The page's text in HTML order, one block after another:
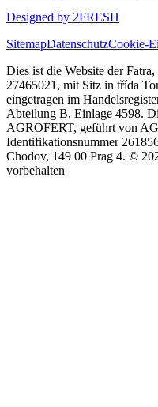
Designed by 2FRESH
SitemapDatenschutzCookie-
Dies ist die Website der
27465021, mit Sitz in třída
eingetragen im
Abteilung B, Einlage 4598.
AGROFERT, geführt von
Identifikationsnummer
Chodov, 149 00 Prag 4. ©
vorbehalten